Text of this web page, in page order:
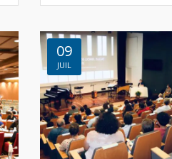
09
JUIL